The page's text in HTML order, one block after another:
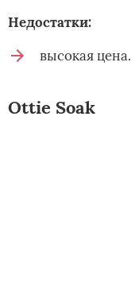
Недостатки:
высокая цена.
Ottie Soak